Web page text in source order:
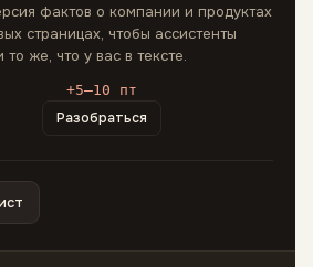
фактов о компании и продуктах
страницах, чтобы ассистенты
то же, что у вас в тексте.
+5–10 пт
Разобраться